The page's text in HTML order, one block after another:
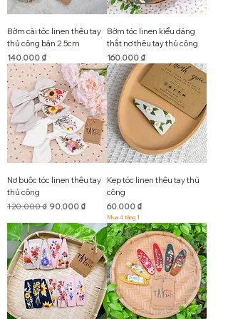
Bờm cài tóc linen thêu tay
thủ công bản 2.5cm
Giá
140.000 ₫
Bờm tóc linen kiểu dáng
thắt nơ thêu tay thủ công
Giá
160.000 ₫
Nơ buộc tóc linen thêu tay
thủ công
Giá thông thường
120.000 ₫ Giá bán rẻ
90.000 ₫
Kẹp tóc linen thêu tay thủ
công
Giá
60.000 ₫
Mua 4 tặng 1